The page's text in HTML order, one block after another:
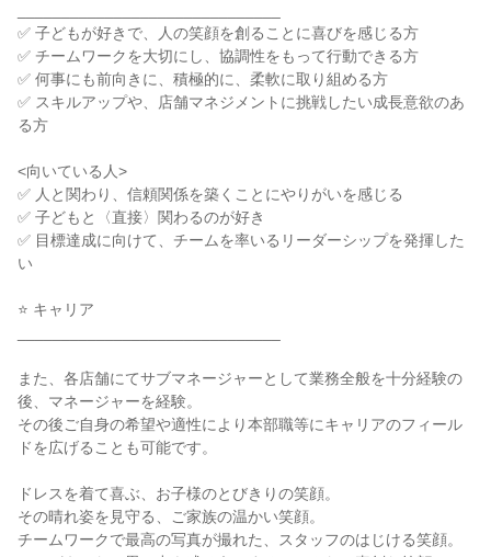
✅ 子どもが好きで、人の笑顔を創ることに喜びを感じる方
✅ チームワークを大切にし、協調性をもって行動できる方
✅ 何事にも前向きに、積極的に、柔軟に取り組める方
✅ スキルアップや、店舗マネジメントに挑戦したい成長意欲のあ
る方
<向いている人>
✅ 人と関わり、信頼関係を築くことにやりがいを感じる
✅ 子どもと〈直接〉関わるのが好き
✅ 目標達成に向けて、チームを率いるリーダーシップを発揮した
い
⭐ キャリア
また、各店舗にてサブマネージャーとして業務全般を十分経験の
後、マネージャーを経験。
その後ご自身の希望や適性により本部職等にキャリアのフィール
ドを広げることも可能です。
ドレスを着て喜ぶ、お子様のとびきりの笑顔。
その晴れ姿を見守る、ご家族の温かい笑顔。
チームワークで最高の写真が撮れた、スタッフのはじける笑顔。